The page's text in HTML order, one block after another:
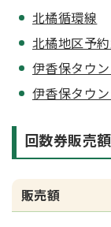
北橘循環線
北橘地区予
伊香保タウ
伊香保タウ
回数券販売
販売額